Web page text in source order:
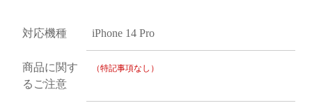
対応機種 iPhone 14 Pro
商品に関す
るご注意
（特記事項なし）